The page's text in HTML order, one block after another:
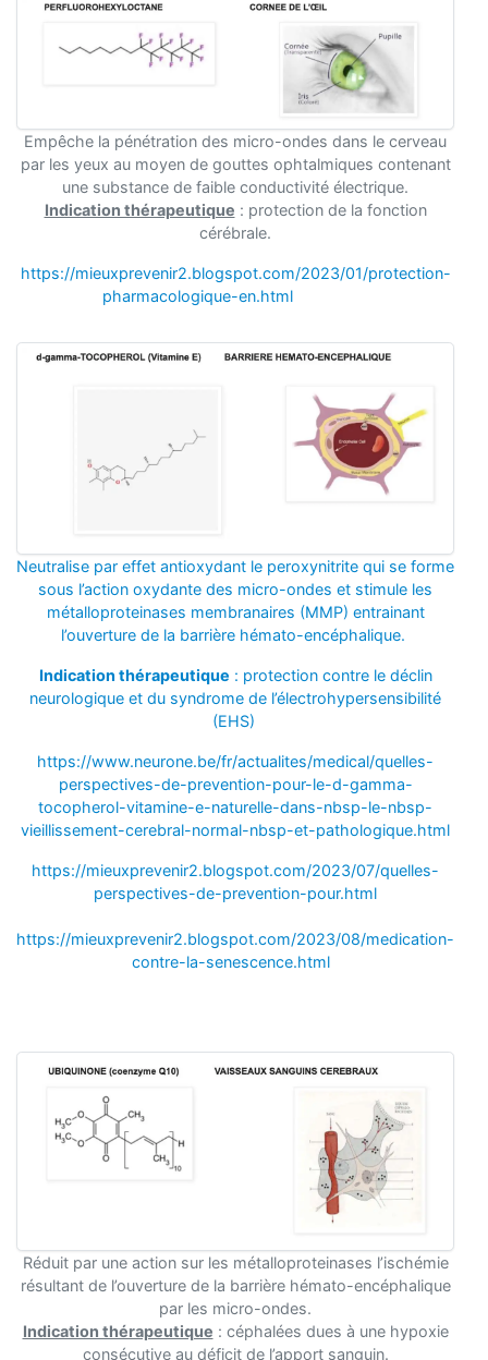
Empêche la pénétration des micro-ondes dans le cerveau
par les yeux au moyen de gouttes ophtalmiques contenant
une substance de faible conductivité électrique.
Indication thérapeutique : protection de la fonction
cérébrale.
https://mieuxprevenir2.blogspot.com/2023/01/protection-
pharmacologique-en.html
Neutralise par effet antioxydant le peroxynitrite qui se forme
sous l’action oxydante des micro-ondes et stimule les
métalloproteinases membranaires (MMP) entrainant
l’ouverture de la barrière hémato-encéphalique.
Indication thérapeutique : protection contre le déclin
neurologique et du syndrome de l’électrohypersensibilité
(EHS)
https://www.neurone.be/fr/actualites/medical/quelles-
perspectives-de-prevention-pour-le-d-gamma-
tocopherol-vitamine-e-naturelle-dans-nbsp-le-nbsp-
vieillissement-cerebral-normal-nbsp-et-pathologique.html
https://mieuxprevenir2.blogspot.com/2023/07/quelles-
perspectives-de-prevention-pour.html
https://mieuxprevenir2.blogspot.com/2023/08/medication-
contre-la-senescence.html
Réduit par une action sur les métalloproteinases l’ischémie
résultant de l’ouverture de la barrière hémato-encéphalique
par les micro-ondes.
Indication thérapeutique : céphalées dues à une hypoxie
consécutive au déficit de l’apport sanguin.